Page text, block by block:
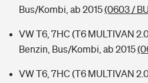
Bus/Kombi, ab 2015(0603 /
VW T6, 7HC (T6 MULTIVAN
Benzin, Bus/Kombi, ab 2015
VW T6, 7HC (T6 MULTIVAN